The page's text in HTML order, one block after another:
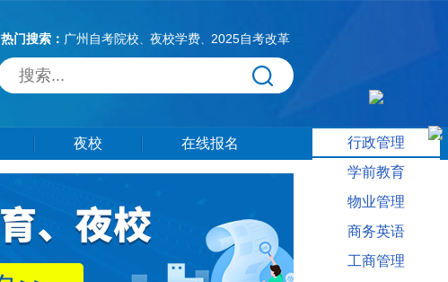
热门搜索： 广州自考院校、 夜校学费、 2025自考改革
夜校 在线报名
行政管理
学前教育
物业管理
商务英语
工商管理